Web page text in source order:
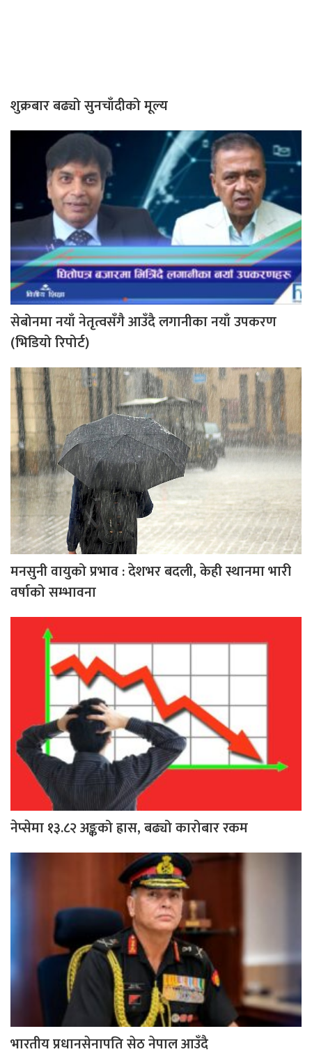
शुक्रबार बढ्यो सुनचाँदीको मूल्य
सेबोनमा नयाँ नेतृत्वसँगै आउँदै लगानीका नयाँ उपकरण
(भिडियो रिपोर्ट)
मनसुनी वायुको प्रभाव : देशभर बदली, केही स्थानमा भारी
वर्षाको सम्भावना
नेप्सेमा १३.८२ अङ्कको ह्रास, बढ्यो कारोबार रकम
भारतीय प्रधानसेनापति सेठ नेपाल आउँदै